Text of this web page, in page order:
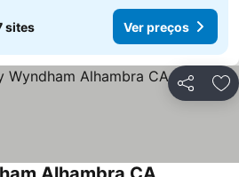
sites Ver preços
Partilhar